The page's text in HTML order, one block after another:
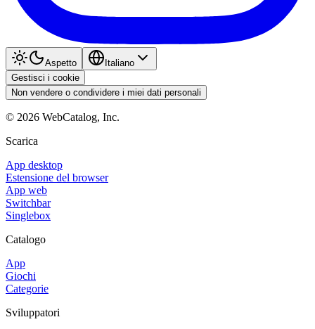
Aspetto
Italiano
Gestisci i cookie
Non vendere o condividere i miei dati personali
© 2026 WebCatalog, Inc.
Scarica
App desktop
Estensione del browser
App web
Switchbar
Singlebox
Catalogo
App
Giochi
Categorie
Sviluppatori